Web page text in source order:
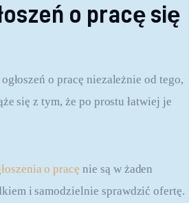
o pracę się
o pracę niezależnie od tego,
się z tym, że po prostu łatwiej je
o pracę nie są w żaden
i samodzielnie sprawdzić ofertę.